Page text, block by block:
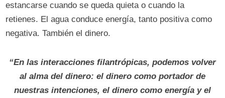
estancarse cuando se queda quieta o cuando la
retienes. El agua conduce energía, tanto positiva como
negativa. También el dinero.
“En las interacciones filantrópicas, podemos volver
al alma del dinero: el dinero como portador de
nuestras intenciones, el dinero como energía y el